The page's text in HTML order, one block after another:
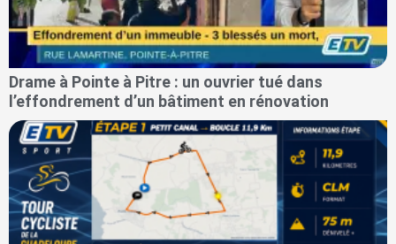
Drame à Pointe à Pitre : un ouvrier tué dans
l’effondrement d’un bâtiment en rénovation